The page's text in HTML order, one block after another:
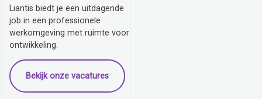
Liantis biedt je een uitdagende
job in een professionele
werkomgeving met ruimte voor
ontwikkeling.
Bekijk onze vacatures